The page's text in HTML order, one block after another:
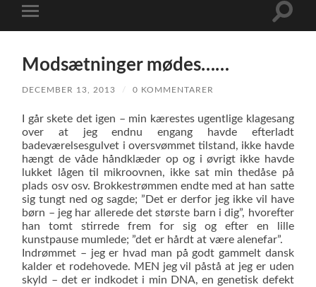
mobile
Toggle
Modsætninger mødes……
DECEMBER 13, 2013 / 0 KOMMENTARER
I går skete det igen – min kærestes ugentlige klagesang
over at jeg endnu engang havde efterladt
badeværelsesgulvet i oversvømmet tilstand, ikke havde
hængt de våde håndklæder op og i øvrigt ikke havde
lukket lågen til mikroovnen, ikke sat min thedåse på
plads osv osv. Brokkestrømmen endte med at han satte
sig tungt ned og sagde; ”Det er derfor jeg ikke vil have
børn – jeg har allerede det største barn i dig”, hvorefter
han tomt stirrede frem for sig og efter en lille
kunstpause mumlede; ”det er hårdt at være alenefar”.
Indrømmet – jeg er hvad man på godt gammelt dansk
kalder et rodehovede. MEN jeg vil påstå at jeg er uden
skyld – det er indkodet i min DNA, en genetisk defekt